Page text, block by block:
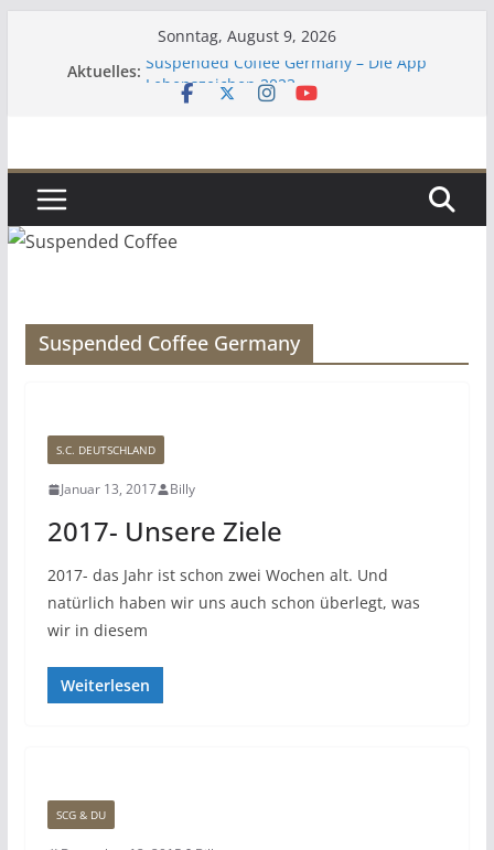
Sonntag, August 9, 2026
Aktuelles: Suspended Coffee Germany – Die App
Lebenszeichen 2023
Kaffee
Suspended Coffee Germany
S.C. DEUTSCHLAND
Januar 13, 2017 Billy
2017- Unsere Ziele
2017- das Jahr ist schon zwei Wochen alt. Und
natürlich haben wir uns auch schon überlegt, was
wir in diesem
Weiterlesen
SCG & DU